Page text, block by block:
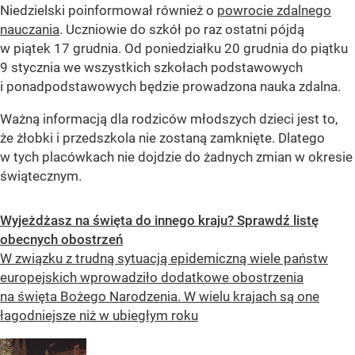
Niedzielski poinformował również o powrocie zdalnego
nauczania. Uczniowie do szkół po raz ostatni pójdą
w piątek 17 grudnia. Od poniedziałku 20 grudnia do piątku
9 stycznia we wszystkich szkołach podstawowych
i ponadpodstawowych będzie prowadzona nauka zdalna.
Ważną informacją dla rodziców młodszych dzieci jest to,
że żłobki i przedszkola nie zostaną zamknięte. Dlatego
w tych placówkach nie dojdzie do żadnych zmian w okresie
świątecznym.
Wyjeżdżasz na święta do innego kraju? Sprawdź listę
obecnych obostrzeń
W związku z trudną sytuacją epidemiczną wiele państw
europejskich wprowadziło dodatkowe obostrzenia
na święta Bożego Narodzenia. W wielu krajach są one
łagodniejsze niż w ubiegłym roku